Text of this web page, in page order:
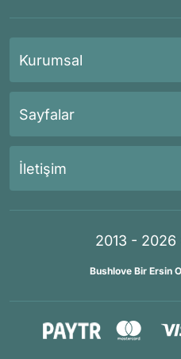
Kurumsal
Sayfalar
İletişim
2013 -
Bushlove Bir Ersin